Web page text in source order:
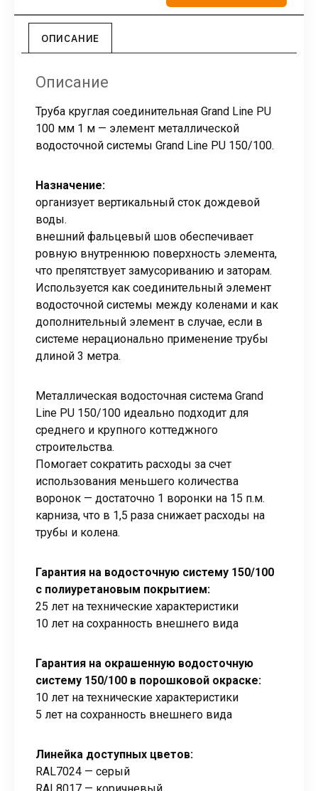
ОПИСАНИЕ
Описание
Труба круглая соединительная Grand Line PU
100 мм 1 м — элемент металлической
водосточной системы Grand Line PU 150/100.
Назначение:
организует вертикальный сток дождевой
воды.
внешний фальцевый шов обеспечивает
ровную внутреннюю поверхность элемента,
что препятствует замусориванию и заторам.
Используется как соединительный элемент
водосточной системы между коленами и как
дополнительный элемент в случае, если в
системе нерационально применение трубы
длиной 3 метра.
Металлическая водосточная система Grand
Line PU 150/100 идеально подходит для
среднего и крупного коттеджного
строительства.
Помогает сократить расходы за счет
использования меньшего количества
воронок — достаточно 1 воронки на 15 п.м.
карниза, что в 1,5 раза снижает расходы на
трубы и колена.
Гарантия на водосточную систему 150/100
с полиуретановым покрытием:
25 лет на технические характеристики
10 лет на сохранность внешнего вида
Гарантия на окрашенную водосточную
систему 150/100 в порошковой окраске:
10 лет на технические характеристики
5 лет на сохранность внешнего вида
Линейка доступных цветов:
RAL7024 — серый